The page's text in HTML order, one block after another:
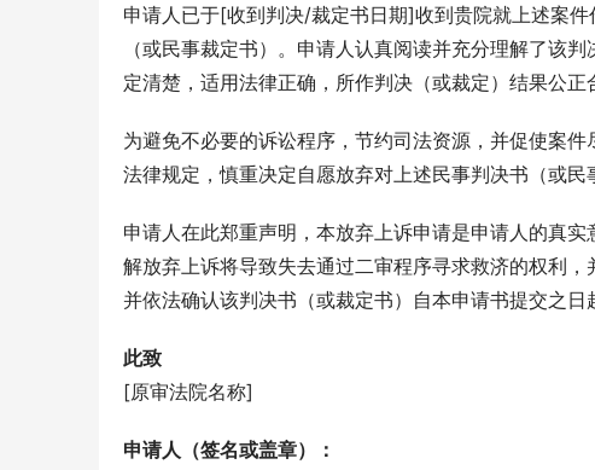
申请人已于[收到判决/裁定书日期]收到贵院就上述案
（或民事裁定书）。申请人认真阅读并充分理解了该
定清楚，适用法律正确，所作判决（或裁定）结果公正
为避免不必要的诉讼程序，节约司法资源，并促使案
法律规定，慎重决定自愿放弃对上述民事判决书（或民
申请人在此郑重声明，本放弃上诉申请是申请人的真
解放弃上诉将导致失去通过二审程序寻求救济的权利
并依法确认该判决书（或裁定书）自本申请书提交之日
此致
[原审法院名称]
申请人（签名或盖章）：